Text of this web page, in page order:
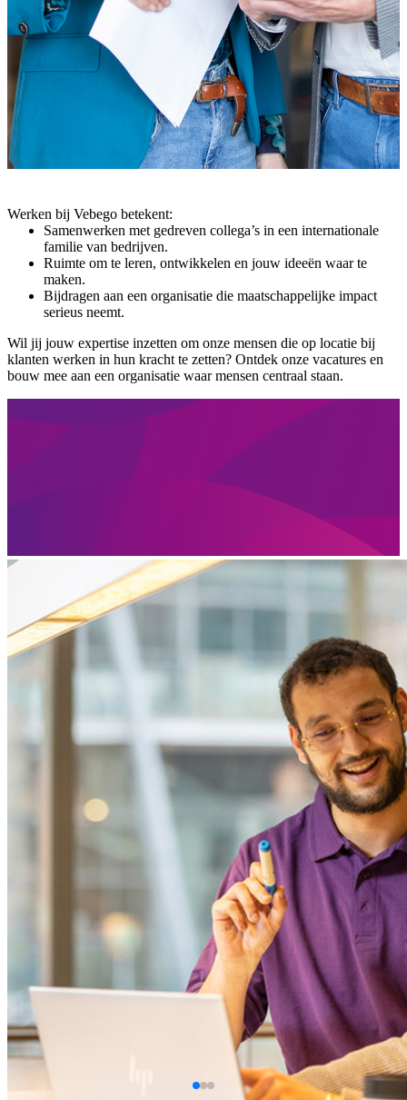
Werken bij Vebego betekent:
Samenwerken met gedreven collega’s in een internationale
familie van bedrijven.
Ruimte om te leren, ontwikkelen en jouw ideeën waar te
maken.
Bijdragen aan een organisatie die maatschappelijke impact
serieus neemt.
Wil jij jouw expertise inzetten om onze mensen die op locatie bij
klanten werken in hun kracht te zetten? Ontdek onze vacatures en
bouw mee aan een organisatie waar mensen centraal staan.